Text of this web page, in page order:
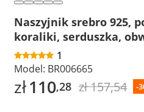
Naszyjnik srebro 925,
koraliki, serduszka,
1
Model: BR006665
zł110,28 zł 157,54 -